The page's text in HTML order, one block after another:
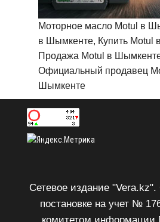
Моторное масло Motul в
в Шымкенте, Купить Motul
Продажа Motul в
Официальный продавец
Шымкенте
Сетевое издание "Vera.kz".
постановке на учет №